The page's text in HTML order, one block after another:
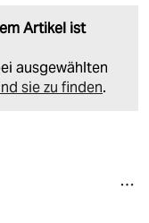
Artikel ist
ausgewählten
sie zu finden.